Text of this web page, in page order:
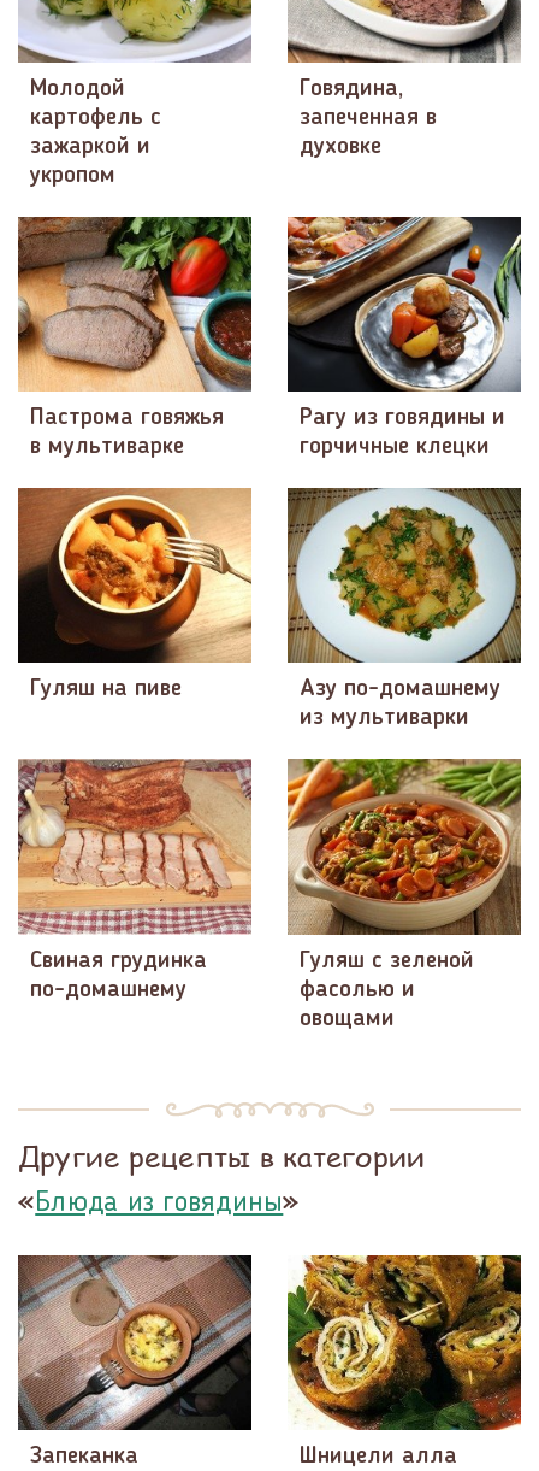
Молодой
картофель с
зажаркой и
укропом
Говядина,
запеченная в
духовке
Пастрома говяжья
в мультиварке
Рагу из говядины и
горчичные клецки
Гуляш на пиве
Азу по-домашнему
из мультиварки
Свиная грудинка
по-домашнему
Гуляш с зеленой
фасолью и
овощами
Другие рецепты в категории
«Блюда из говядины»
Запеканка
Шницели алла